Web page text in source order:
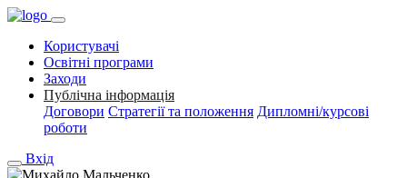
Користувачі
Освітні програми
Заходи
Публічна інформація
Договори Стратегії та положення Дипломні/курсові
роботи
Вхід